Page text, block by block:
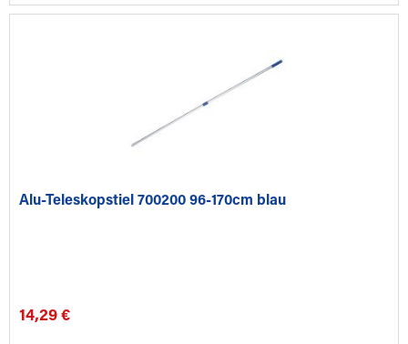
Alu-Teleskopstiel 700200 96-170cm blau
14,29 €